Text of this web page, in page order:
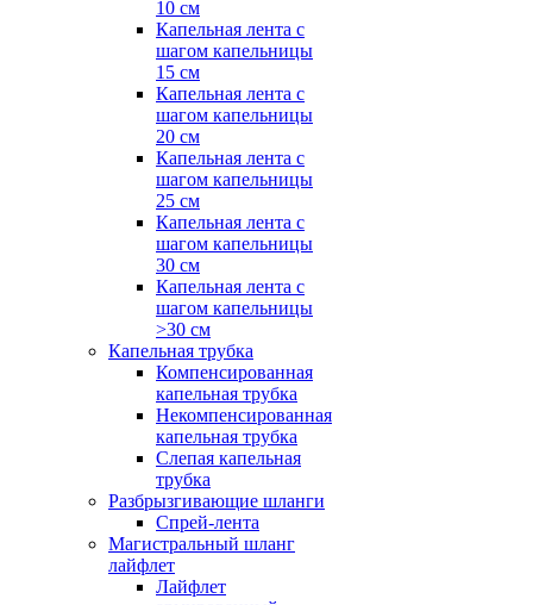
10 см
Капельная лента с
шагом капельницы
15 см
Капельная лента с
шагом капельницы
20 см
Капельная лента с
шагом капельницы
25 см
Капельная лента с
шагом капельницы
30 см
Капельная лента с
шагом капельницы
>30 см
Капельная трубка
Компенсированная
капельная трубка
Некомпенсированная
капельная трубка
Слепая капельная
трубка
Разбрызгивающие шланги
Спрей-лента
Магистральный шланг
лайфлет
Лайфлет